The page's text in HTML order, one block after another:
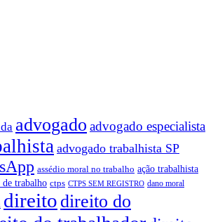
advogado advogado especialista
advogado trabalhista SP
assédio moral no trabalho ação trabalhista
de trabalho ctps CTPS SEM REGISTRO dano moral
direito direito do